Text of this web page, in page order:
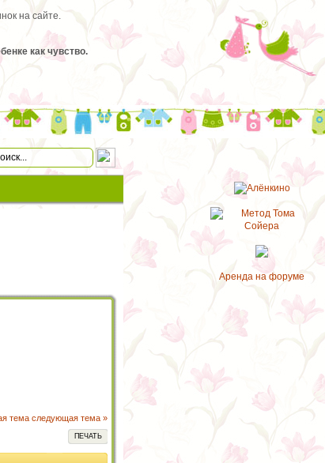
на сайте.
как чувство.
тема следующая тема »
ПЕЧАТЬ
Аренда на форуме